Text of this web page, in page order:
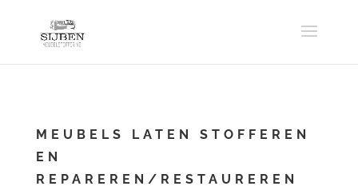
MEUBELS LATEN STOFFEREN
EN
REPAREREN/RESTAUREREN